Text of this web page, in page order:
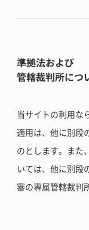
準拠法および
管轄裁判所につ
当サイトの利用な
適用は、他に別段
のとします。また
いては、他に別段
審の専属管轄裁判